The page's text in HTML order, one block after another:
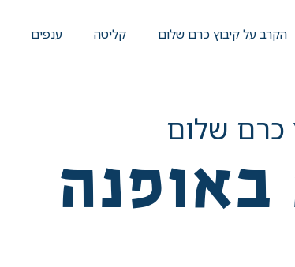
הקרב על קיבוץ כרם שלום קליטה ענפים
כרם שלום
באופנה